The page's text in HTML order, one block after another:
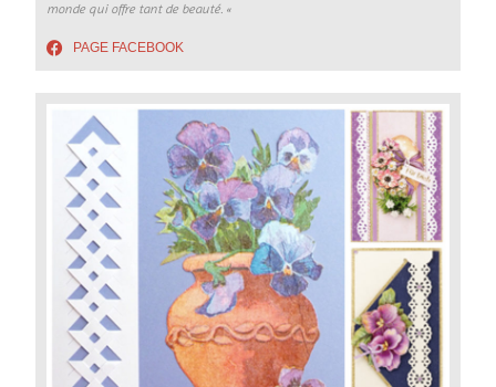
monde qui offre tant de beauté. «
PAGE FACEBOOK